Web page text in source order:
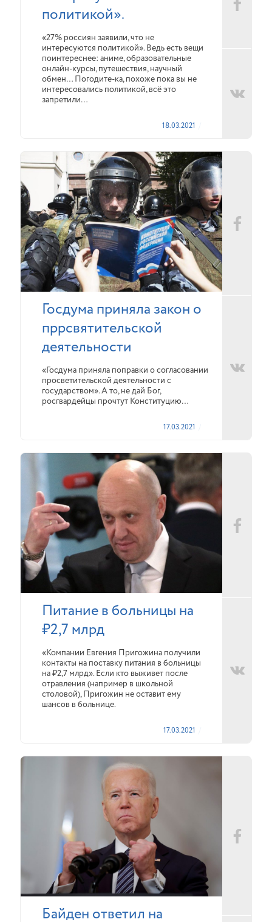
политикой».
«27% россиян заявили, что не
интересуются политикой». Ведь есть вещи
поинтереснее: аниме, образовательные
онлайн-курсы, путешествия, научный
обмен… Погодите-ка, похоже пока вы не
интересовались политикой, всё это
запретили…
18.03.2021
Госдума приняла закон о
пррсвятительской
деятельности
«Госдума приняла поправки о согласовании
просветительской деятельности с
государством». А то, не дай Бог,
росгвардейцы прочтут Конституцию…
17.03.2021
Питание в больницы на
₽2,7 млрд
«Компании Евгения Пригожина получили
контакты на поставку питания в больницы
на ₽2,7 млрд». Если кто выживет после
отравления (например в школьной
столовой), Пригожин не оставит ему
шансов в больнице.
17.03.2021
Байден ответил на